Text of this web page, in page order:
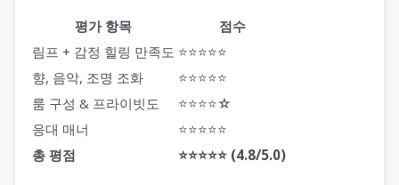
평가 항목
점수
림프 + 감정 힐링 만족도 ⭐⭐⭐⭐⭐
향, 음악, 조명 조화
⭐⭐⭐⭐⭐
룸 구성 & 프라이빗도
⭐⭐⭐⭐☆
응대 매너
⭐⭐⭐⭐⭐
총 평점
⭐⭐⭐⭐⭐ (4.8/5.0)